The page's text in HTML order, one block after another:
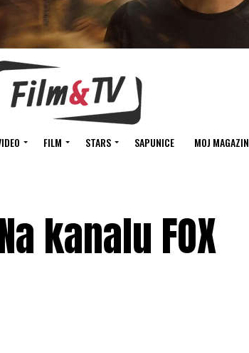
FILM STARS SAPUNICE MOJ MAGAZIN
kanalu FOX